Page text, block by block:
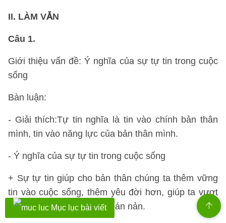
II. LÀM VĂN
Câu 1.
Giới thiệu vấn đề: Ý nghĩa của sự tự tin trong cuộc
sống
Bàn luận:
- Giải thích:Tự tin nghĩa là tin vào chính bản thân
mình, tin vào năng lực của bản thân mình.
- Ý nghĩa của sự tự tin trong cuộc sống
+ Sự tự tin giúp cho bản thân chúng ta thêm vững
tin vào cuộc sống, thêm yêu đời hơn, giúp ta vượt
qua nỗi sợ hãi, bi quan, chán nản.
Mục lục bài viết